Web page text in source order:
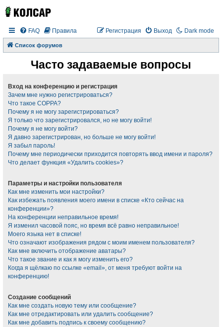
Dark mode
FAQ Правила Выход
Регистрация
Список форумов
Часто задаваемые вопросы
Вход на конференцию и регистрация
Зачем мне нужно регистрироваться?
Что такое COPPA?
Почему я не могу зарегистрироваться?
Я только что зарегистрировался, но не могу войти!
Почему я не могу войти?
Я давно зарегистрирован, но больше не могу войти!
Я забыл пароль!
Почему мне периодически приходится повторять ввод имени и пароля?
Что делает функция «Удалить cookies»?
Параметры и настройки пользователя
Как мне изменить мои настройки?
Как избежать появления моего имени в списке «Кто сейчас на
конференции»?
На конференции неправильное время!
Я изменил часовой пояс, но время всё равно неправильное!
Моего языка нет в списке!
Что означают изображения рядом с моим именем пользователя?
Как мне включить отображение аватары?
Что такое звание и как я могу изменить его?
Когда я щёлкаю по ссылке «email», от меня требуют войти на
конференцию!
Создание сообщений
Как мне создать новую тему или сообщение?
Как мне отредактировать или удалить сообщение?
Как мне добавить подпись к своему сообщению?